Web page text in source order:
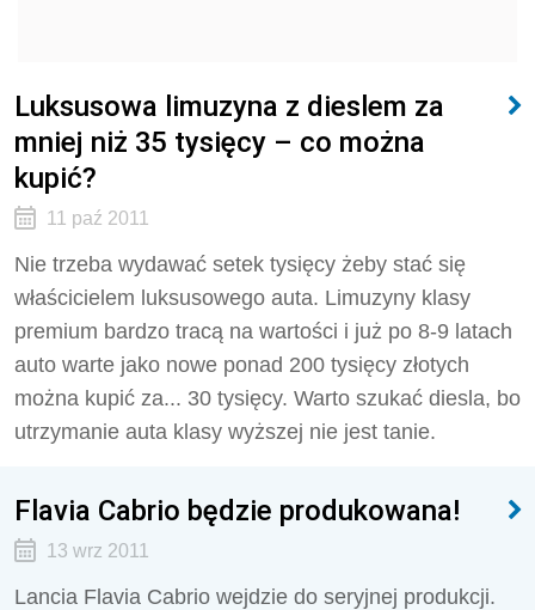
Luksusowa limuzyna z dieslem za
mniej niż 35 tysięcy – co można
kupić?
11 paź 2011
Nie trzeba wydawać setek tysięcy żeby stać się
właścicielem luksusowego auta. Limuzyny klasy
premium bardzo tracą na wartości i już po 8-9 latach
auto warte jako nowe ponad 200 tysięcy złotych
można kupić za... 30 tysięcy. Warto szukać diesla, bo
utrzymanie auta klasy wyższej nie jest tanie.
Flavia Cabrio będzie produkowana!
13 wrz 2011
Lancia Flavia Cabrio wejdzie do seryjnej produkcji.